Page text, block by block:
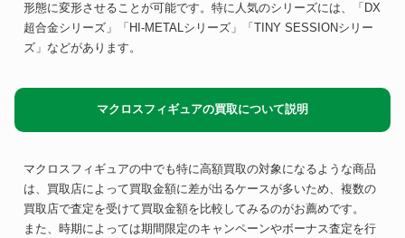
形態に変形させることが可能です。特に人気のシリーズには、「DX
超合金シリーズ」「HI-METALシリーズ」「TINY SESSIONシリー
ズ」などがあります。
マクロスフィギュアの買取について説明
マクロスフィギュアの中でも特に高額買取の対象になるような商品
は、買取店によって買取金額に差が出るケースが多いため、複数の
買取店で査定を受けて買取金額を比較してみるのがお薦めです。
また、時期によっては期間限定のキャンペーンやボーナス査定を行